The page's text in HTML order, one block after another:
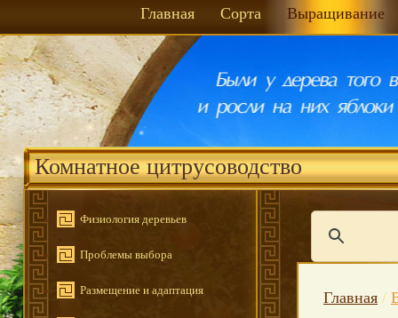
Главная Сорта Выращивание
Комнатное цитрусоводство
Физиология деревьев
Проблемы выбора
Размещение и адаптация Главная /